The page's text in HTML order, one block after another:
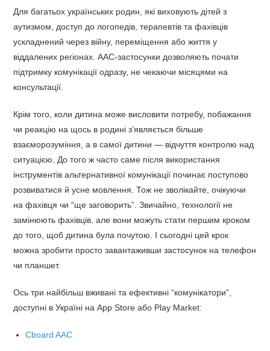
Для багатьох українських родин, які виховують дітей з
аутизмом, доступ до логопедів, терапевтів та фахівців
ускладнений через війну, переміщення або життя у
віддалених регіонах. AAC-застосунки дозволяють почати
підтримку комунікації одразу, не чекаючи місяцями на
консультації.
Крім того, коли дитина може висловити потребу, побажання
чи реакцію на щось в родині з’являється більше
взаєморозуміння, а в самої дитини — відчуття контролю над
ситуацією. До того ж часто саме після використання
інструментів альтернативної комунікації починає поступово
розвиватися й усне мовлення. Тож не зволікайте, очікуючи
на фахівця чи “ще заговорить”. Звичайно, технології не
замінюють фахівців, але вони можуть стати першим кроком
до того, щоб дитина була почутою. І сьогодні цей крок
можна зробити просто завантаживши застосунок на телефон
чи планшет.
Ось три найбільш вживані та ефективні “комунікатори”,
доступні в Україні на App Store або Play Market:
Cboard AAC